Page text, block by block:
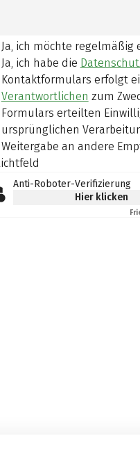
Ja, ich möchte
Ja, ich habe die
Kontaktformulars erfolgt
Verantwortlichen zum
Formulars erteilten
ursprünglichen
Weitergabe an andere
Anti-Roboter-Verifizierung
Hier klicken